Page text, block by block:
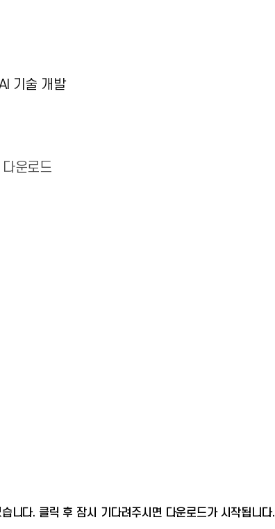
기술 개발
운로드
니다. 클릭 후 잠시 기다려주시면 다운로드가 시작됩니다.